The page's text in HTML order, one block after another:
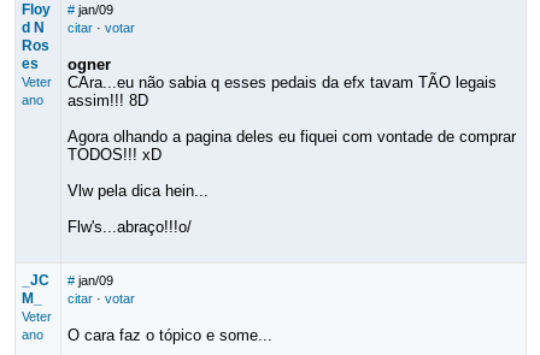
Floy
d N
Ros
es
Veter
ano
# jan/09
citar· votar
ogner
CAra...eu não sabia q esses pedais da efx tavam TÃO legais
assim!!! 8D
Agora olhando a pagina deles eu fiquei com vontade de comprar
TODOS!!! xD
Vlw pela dica hein...
Flw's...abraço!!!o/
_JC
M_
Veter
ano
# jan/09
citar· votar
O cara faz o tópico e some...